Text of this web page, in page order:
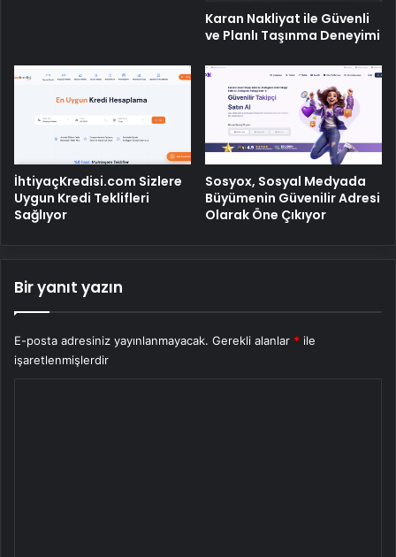
Karan Nakliyat ile Güvenli
ve Planlı Taşınma Deneyimi
İhtiyaçKredisi.com Sizlere
Uygun Kredi Teklifleri
Sağlıyor
Sosyox, Sosyal Medyada
Büyümenin Güvenilir Adresi
Olarak Öne Çıkıyor
Bir yanıt yazın
E-posta adresiniz yayınlanmayacak. Gerekli alanlar * ile
işaretlenmişlerdir